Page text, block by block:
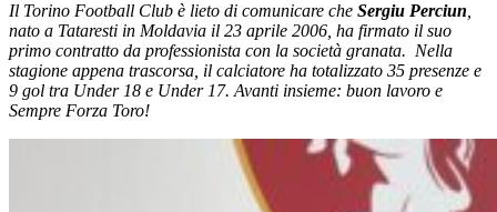
Il Torino Football Club è lieto di comunicare che Sergiu Perciun
nato a Tataresti in Moldavia il 23 aprile 2006, ha firmato il suo
primo contratto da professionista con la società granata. Nella
stagione appena trascorsa, il calciatore ha totalizzato 35 presenze e
9 gol tra Under 18 e Under 17. Avanti insieme: buon lavoro e
Sempre Forza Toro!